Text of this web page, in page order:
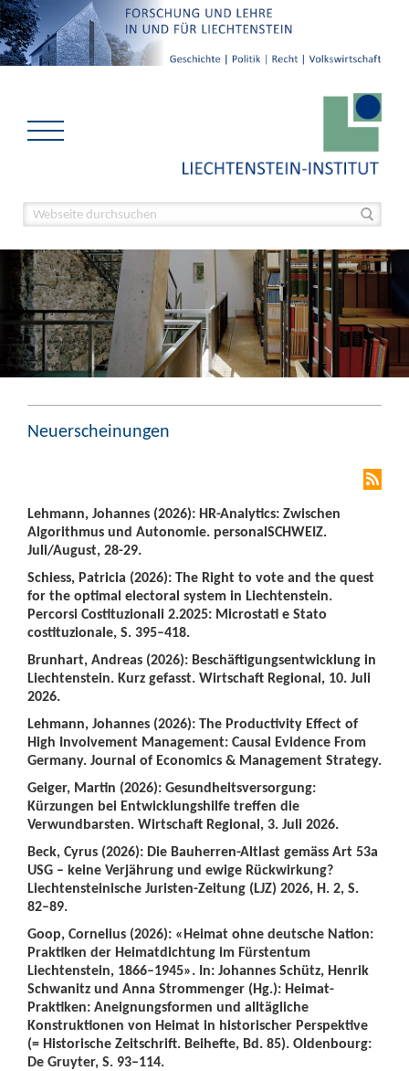
Neuerscheinungen
Lehmann, Johannes (2026): HR-Analytics: Zwischen
Algorithmus und Autonomie. personalSCHWEIZ.
Juli/August, 28-29.
Schiess, Patricia (2026): The Right to vote and the quest
for the optimal electoral system in Liechtenstein.
Percorsi Costituzionali 2.2025: Microstati e Stato
costituzionale, S. 395–418.
Brunhart, Andreas (2026): Beschäftigungsentwicklung in
Liechtenstein. Kurz gefasst. Wirtschaft Regional, 10. Juli
2026.
Lehmann, Johannes (2026): The Productivity Effect of
High Involvement Management: Causal Evidence From
Germany. Journal of Economics & Management Strategy.
Geiger, Martin (2026): Gesundheitsversorgung:
Kürzungen bei Entwicklungshilfe treffen die
Verwundbarsten. Wirtschaft Regional, 3. Juli 2026.
Beck, Cyrus (2026): Die Bauherren-Altlast gemäss Art 53a
USG – keine Verjährung und ewige Rückwirkung?
Liechtensteinische Juristen-Zeitung (LJZ) 2026, H. 2, S.
82–89.
Goop, Cornelius (2026): «Heimat ohne deutsche Nation:
Praktiken der Heimatdichtung im Fürstentum
Liechtenstein, 1866–1945». In: Johannes Schütz, Henrik
Schwanitz und Anna Strommenger (Hg.): Heimat-
Praktiken: Aneignungsformen und alltägliche
Konstruktionen von Heimat in historischer Perspektive
(= Historische Zeitschrift. Beihefte, Bd. 85). Oldenbourg:
De Gruyter, S. 93–114.